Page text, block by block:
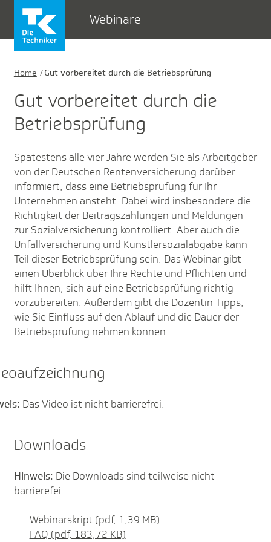
Webinare
Home Gut vorbereitet durch die Betriebsprüfung
Gut vorbereitet durch die
Betriebsprüfung
Spätestens alle vier Jahre werden Sie als Arbeitgeber
von der Deutschen Rentenversicherung darüber
informiert, dass eine Betriebsprüfung für Ihr
Unternehmen ansteht. Dabei wird insbesondere die
Richtigkeit der Beitragszahlungen und Meldungen
zur Sozialversicherung kontrolliert. Aber auch die
Unfallversicherung und Künstlersozialabgabe kann
Teil dieser Betriebsprüfung sein. Das Webinar gibt
einen Überblick über Ihre Rechte und Pflichten und
hilft Ihnen, sich auf eine Betriebsprüfung richtig
vorzubereiten. Außerdem gibt die Dozentin Tipps,
wie Sie Einfluss auf den Ablauf und die Dauer der
Betriebsprüfung nehmen können.
Das Video ist nicht barrierefrei.
Downloads
Hinweis: Die Downloads sind teilweise nicht
barrierefei.
Webinarskript (pdf, 1,39 MB)
FAQ (pdf, 183,72 KB)